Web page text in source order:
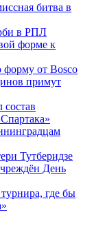
битва в
в РПЛ
форме к
от Bosco
примут
Тутберидзе
День
где бы